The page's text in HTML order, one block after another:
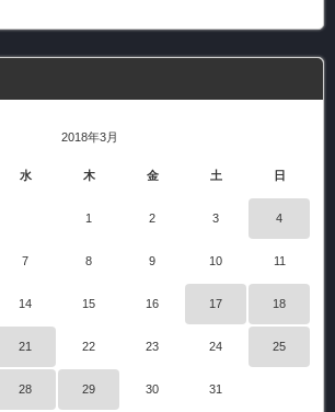
2018年3月
水 木 金 土 日
1 2 3 4
7 8 9 10 11
14 15 16 17 18
21 22 23 24 25
28 29 30 31